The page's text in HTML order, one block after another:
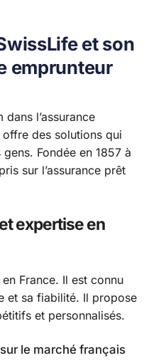
et son
emprunteur
l’assurance
des solutions qui
Fondée en 1857 à
sur l’assurance prêt
expertise en
France. Il est connu
et sa fiabilité. Il propose
et personnalisés.
le marché français